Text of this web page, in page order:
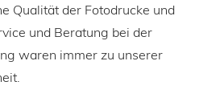
Qualität der Fotodrucke und
und Beratung bei der
waren immer zu unserer